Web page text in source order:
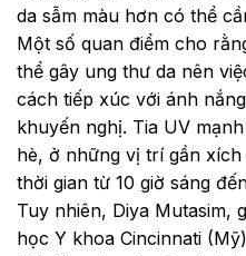
da sẫm màu hơn có thể
Một số quan điểm cho
thể gây ung thư da nên
cách tiếp xúc với ánh
khuyến nghị. Tia UV
hè, ở những vị trí gần
thời gian từ 10 giờ sáng
Tuy nhiên, Diya Mutasim,
học Y khoa Cincinnati